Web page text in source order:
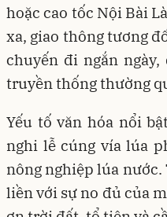
hoặc cao tốc Nội Bài
xa, giao thông tương
chuyến đi ngắn
truyền thống thường
Yếu tố văn hóa nổi
nghi lễ cúng vía lúa
nông nghiệp lúa nước.
liền với sự no đủ của